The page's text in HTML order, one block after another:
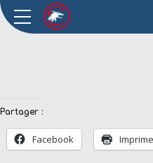
Partager :
Facebook